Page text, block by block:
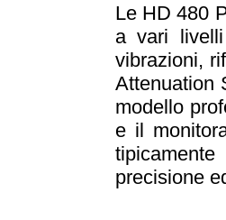
Le HD 480
a vari
vibrazioni,
Attenuation
modello
e il
precisione